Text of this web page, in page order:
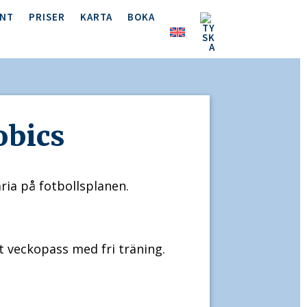
PRISER KARTA BOKA
på fotbollsplanen.
veckopass med fri träning.